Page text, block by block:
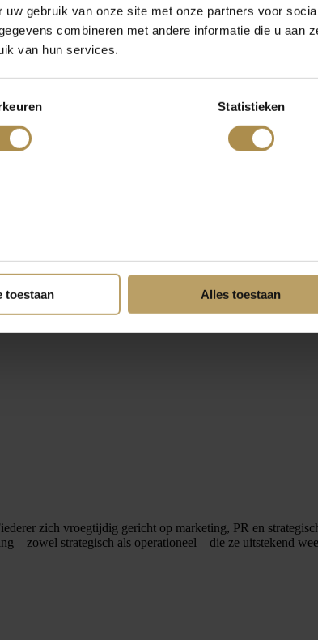
gebruik van onze site met onze partners voor
combineren met andere informatie die u aan
van hun services.
Statistieken
toestaan Alles toestaan
zich vroegtijdig gericht op marketing, PR en
zowel strategisch als operationeel – die ze uitstekend